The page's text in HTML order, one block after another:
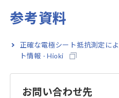
参考資料
正確な電極シート抵抗測定に
ト情報 - Hioki
お問い合わせ先